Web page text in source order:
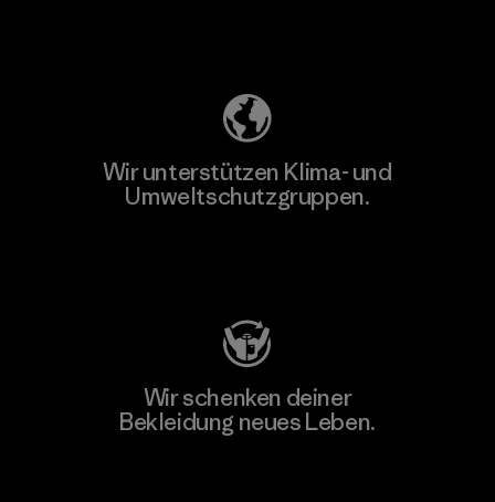
Wir unterstützen Klima- und
Umweltschutzgruppen.
Wir schenken deiner
Bekleidung neues Leben.